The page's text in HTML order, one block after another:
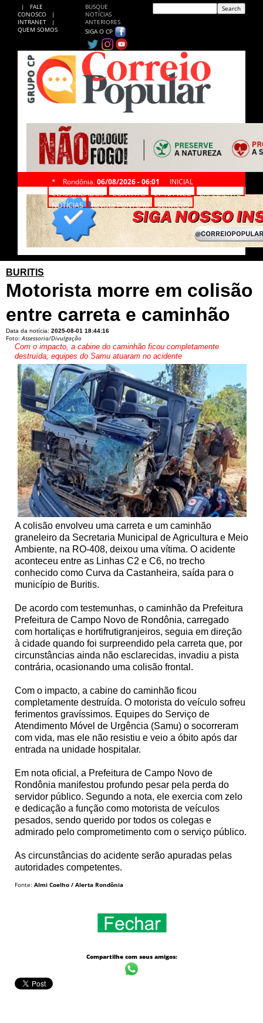
|
FALE
CONOSCO
|
INTRANET
|
QUEM SOMOS
BUSQUE
NOTÍCIAS
ANTERIORES
SIGA O CP
* Rondônia, 06/08/2026 - 06:01
INICIAL
CLASSIFICADOS
CONTATO CP NA WEB
EXPEDIENTE
NOTÍCIAS
Revista PONTO M SERVIÇOS
BURITIS
Motorista morre em colisão
entre carreta e caminhão
Data da notícia: 2025-08-01 18:44:16
Foto:Assessoria/Divulgação
Com o impacto, a cabine do caminhão ficou completamente
destruída; equipes do Samu atuaram no acidente
A colisão envolveu uma carreta e um caminhão
graneleiro da Secretaria Municipal de Agricultura e Meio
Ambiente, na RO-408, deixou uma vítima. O acidente
aconteceu entre as Linhas C2 e C6, no trecho
conhecido como Curva da Castanheira, saída para o
município de Buritis.
De acordo com testemunhas, o caminhão da Prefeitura
Prefeitura de Campo Novo de Rondônia, carregado
com hortaliças e hortifrutigranjeiros, seguia em direção
à cidade quando foi surpreendido pela carreta que, por
circunstâncias ainda não esclarecidas, invadiu a pista
contrária, ocasionando uma colisão frontal.
Com o impacto, a cabine do caminhão ficou
completamente destruída. O motorista do veículo sofreu
ferimentos gravíssimos. Equipes do Serviço de
Atendimento Móvel de Urgência (Samu) o socorreram
com vida, mas ele não resistiu e veio a óbito após dar
entrada na unidade hospitalar.
Em nota oficial, a Prefeitura de Campo Novo de
Rondônia manifestou profundo pesar pela perda do
servidor público. Segundo a nota, ele exercia com zelo
e dedicação a função como motorista de veículos
pesados, sendo querido por todos os colegas e
admirado pelo comprometimento com o serviço público.
As circunstâncias do acidente serão apuradas pelas
autoridades competentes.
Fonte: Almi Coelho / Alerta Rondônia
Compartilhe com seus amigos: